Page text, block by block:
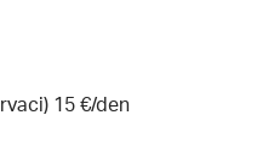
15 €/den